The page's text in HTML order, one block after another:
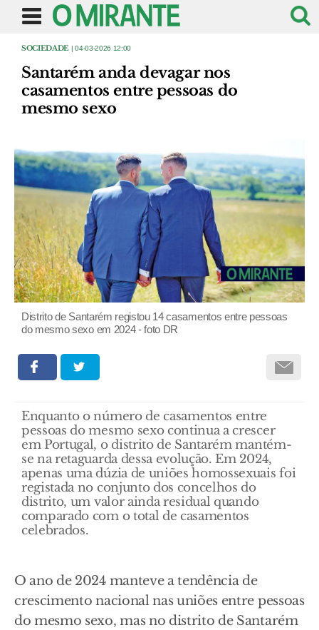
SOCIEDADE | 04-03-2026 12:00
Santarém anda devagar nos
casamentos entre pessoas do
mesmo sexo
Distrito de Santarém registou 14 casamentos entre pessoas
do mesmo sexo em 2024 - foto DR
Enquanto o número de casamentos entre
pessoas do mesmo sexo continua a crescer
em Portugal, o distrito de Santarém mantém-
se na retaguarda dessa evolução. Em 2024,
apenas uma dúzia de uniões homossexuais foi
registada no conjunto dos concelhos do
distrito, um valor ainda residual quando
comparado com o total de casamentos
celebrados.
O ano de 2024 manteve a tendência de
crescimento nacional nas uniões entre pessoas
do mesmo sexo, mas no distrito de Santarém